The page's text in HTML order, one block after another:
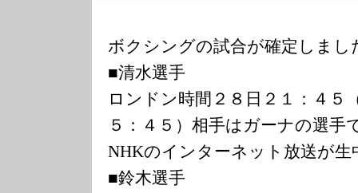
ボクシングの試合が確定しまし
■清水選手
ロンドン時間２８日２１：４５
５：４５）相手はガーナの選手
NHKのインターネット放送が生
■鈴木選手